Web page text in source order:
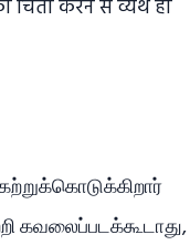
चिंता करने से व्यर्थ ही
கவலைப்படக்கூடாது,